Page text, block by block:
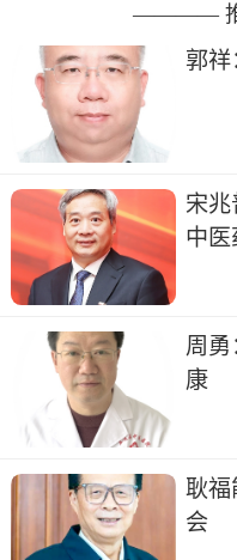
————
郭祥
宋
中医
周勇
康
耿福
会